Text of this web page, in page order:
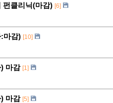
펀클리닉(마감) [6]
마감) [10]
마감 [1]
마감 [5]